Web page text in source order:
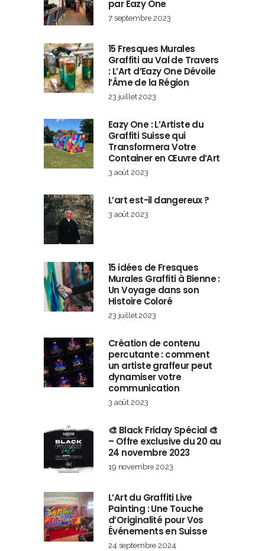
par Eazy One
7 septembre 2023
15 Fresques Murales
Graffiti au Val de Travers
: L’Art d’Eazy One Dévoile
l’Âme de la Région
23 juillet 2023
Eazy One : L’Artiste du
Graffiti Suisse qui
Transformera Votre
Container en Œuvre d’Art
3 août 2023
L’art est-il dangereux ?
3 août 2023
15 idées de Fresques
Murales Graffiti à Bienne :
Un Voyage dans son
Histoire Coloré
23 juillet 2023
Création de contenu
percutante : comment
un artiste graffeur peut
dynamiser votre
communication
3 août 2023
🎨 Black Friday Spécial 🎨
– Offre exclusive du 20 au
24 novembre 2023
19 novembre 2023
L’Art du Graffiti Live
Painting : Une Touche
d’Originalité pour Vos
Événements en Suisse
24 septembre 2024